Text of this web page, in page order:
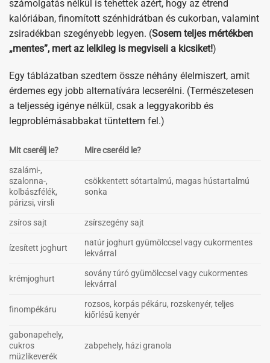
számolgatás nélkül is tehettek azért, hogy az étrend
kalóriában, finomított szénhidrátban és cukorban, valamint
zsiradékban szegényebb legyen. (Sosem teljes mértékben
„mentes”, mert az lelkileg is megviseli a kicsiket!)
Egy táblázatban szedtem össze néhány élelmiszert, amit
érdemes egy jobb alternatívára lecserélni. (Természetesen
a teljesség igénye nélkül, csak a leggyakoribb és
legproblémásabbakat tüntettem fel.)
Mit cserélj le?
Mire cseréld le?
szalámi-,
szalonna-,
kolbászfélék,
párizsi, virsli
csökkentett sótartalmú, magas hústartalmú
sonka
zsíros sajt zsírszegény sajt
ízesített joghurt
natúr joghurt gyümölccsel vagy cukormentes
lekvárral
krémjoghurt
sovány túró gyümölccsel vagy cukormentes
lekvárral
finompékáru
rozsos, korpás pékáru, rozskenyér, teljes
kiőrlésű kenyér
gabonapehely,
cukros
müzlikeverék
zabpehely, házi granola